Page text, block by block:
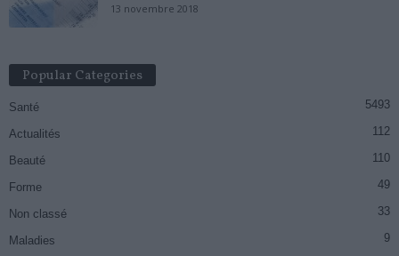
13 novembre 2018
Popular Categories
Santé 5493
Actualités 112
Beauté 110
Forme 49
Non classé 33
Maladies 9